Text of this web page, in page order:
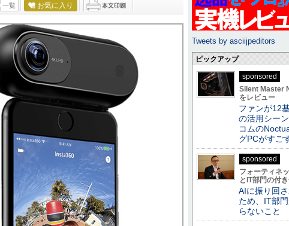
一覧 お気に入り
Tweets by asciijpeditors
ピックアップ
sponsored
Silent Master
をレビュー
ファンが12
の活用シー
コムの
グPCがすご
sponsored
フォーティネ
とIT部門の付
AIに振り回
ため、IT部
らないこと